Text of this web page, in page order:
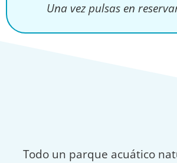
Una vez pulsas en
Todo un parque acuático